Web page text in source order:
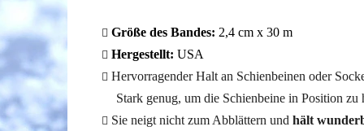
Größe des Bandes: 2,4 cm x 30 m
Hergestellt: USA
Hervorragender Halt an Schienbeinen oder
Stark genug, um die Schienbeine in Position zu
Sie neigt nicht zum Abblättern und hält